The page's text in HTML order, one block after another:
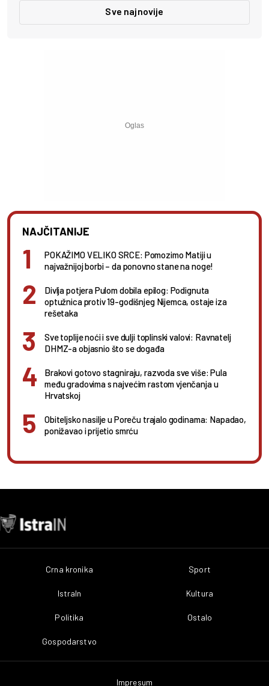
Sve najnovije
NAJČITANIJE
POKAŽIMO VELIKO SRCE: Pomozimo Matiji u
najvažnijoj borbi – da ponovno stane na noge!
Divlja potjera Pulom dobila epilog: Podignuta
optužnica protiv 19-godišnjeg Nijemca, ostaje iza
rešetaka
Sve toplije noći i sve dulji toplinski valovi: Ravnatelj
DHMZ-a objasnio što se događa
Brakovi gotovo stagniraju, razvoda sve više: Pula
među gradovima s najvećim rastom vjenčanja u
Hrvatskoj
Obiteljsko nasilje u Poreču trajalo godinama: Napadao,
ponižavao i prijetio smrću
Crna kronika
IstraIn
Politika
Gospodarstvo
Sport
Kultura
Ostalo
Impresum